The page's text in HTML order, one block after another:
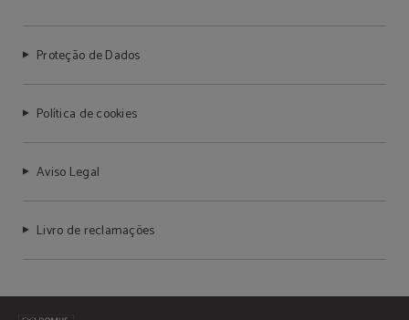
Proteção de Dados
Política de cookies
Aviso Legal
Livro de reclamações